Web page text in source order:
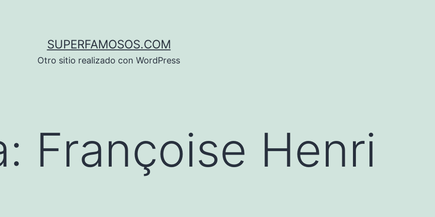
SUPERFAMOSOS.COM
Otro sitio realizado con WordPress
Françoise Henri